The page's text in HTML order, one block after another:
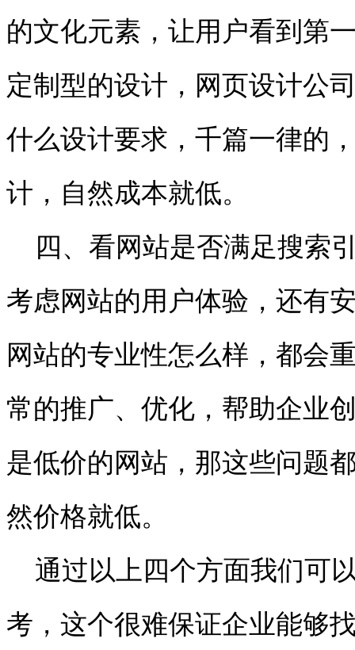
的文化元素，让用户看到第
定制型的设计，网页设计公
什么设计要求，千篇一律的
计，自然成本就低。
四、看网站是否满足搜索
考虑网站的用户体验，还有
网站的专业性怎么样，都会
常的推广、优化，帮助企业
是低价的网站，那这些问题
然价格就低。
通过以上四个方面我们可
考，这个很难保证企业能够